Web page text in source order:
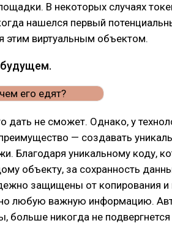
В некоторых случаях
нашелся первый
этим виртуальным объектом.
будущем.
дать не сможет. Однако, у
— создавать
Благодаря уникальному коду,
объекту, за сохранность
защищены от копирования и
любую важную информацию.
больше никогда не